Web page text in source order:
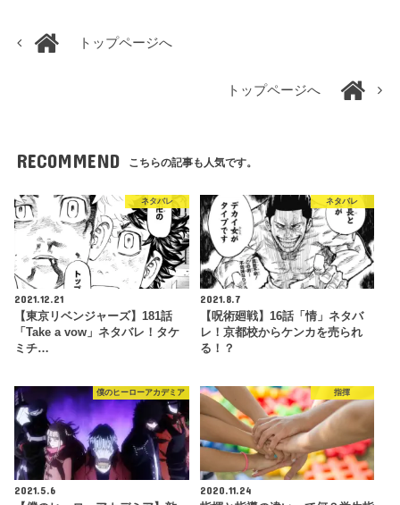
トップページへ
トップページへ
RECOMMEND こちらの記事も人気です。
ネタバレ
2021.12.21
【東京リベンジャーズ】181話
「Take a vow」ネタバレ！タケ
ミチ…
ネタバレ
2021.8.7
【呪術廻戦】16話「情」ネタバ
レ！京都校からケンカを売られ
る！？
僕のヒーローアカデミア
2021.5.6
指揮
2020.11.24